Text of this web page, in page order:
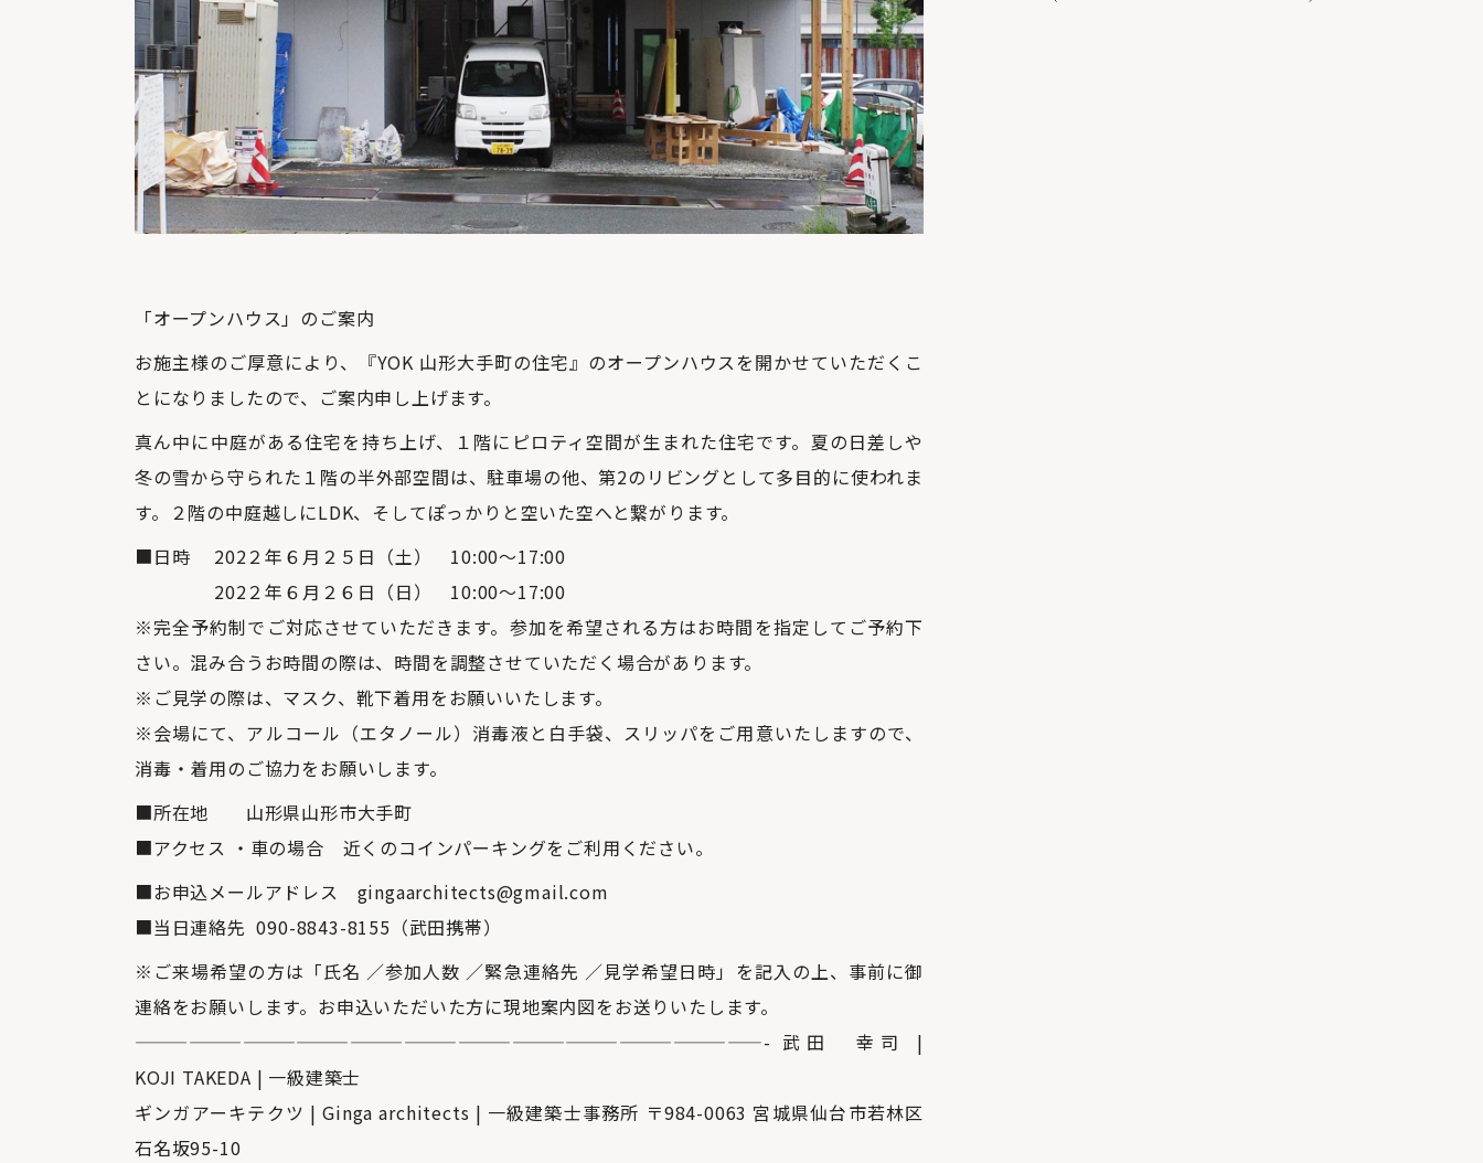
「オープンハウス」のご案内
お施主様のご厚意により、『YOK 山形大手町の住宅』のオープンハウスを開かせていただくこ
とになりましたので、ご案内申し上げます。
真ん中に中庭がある住宅を持ち上げ、１階にピロティ空間が生まれた住宅です。夏の日差しや
冬の雪から守られた１階の半外部空間は、駐車場の他、第2のリビングとして多目的に使われま
す。２階の中庭越しにLDK、そしてぽっかりと空いた空へと繋がります。
■日時 202２年６月２５日（土） 10:00～17:00
202２年６月２６日（日） 10:00～17:00
※完全予約制でご対応させていただきます。参加を希望される方はお時間を指定してご予約下
さい。混み合うお時間の際は、時間を調整させていただく場合があります。
※ご見学の際は、マスク、靴下着用をお願いいたします。
※会場にて、アルコール（エタノール）消毒液と白手袋、スリッパをご用意いたしますので、
消毒・着用のご協力をお願いします。
■所在地 山形県山形市大手町
■アクセス ・車の場合 近くのコインパーキングをご利用ください。
■お申込メールアドレス gingaarchitects@gmail.com
■当日連絡先 090-8843-8155（武田携帯）
※ご来場希望の方は「氏名 ／参加人数 ／緊急連絡先 ／見学希望日時」を記入の上、事前に御
連絡をお願いします。お申込いただいた方に現地案内図をお送りいたします。
———————————————————————————————————- 武田 幸司 |
KOJI TAKEDA | 一級建築士
ギンガアーキテクツ | Ginga architects | 一級建築士事務所 〒984-0063 宮城県仙台市若林区
石名坂95-10